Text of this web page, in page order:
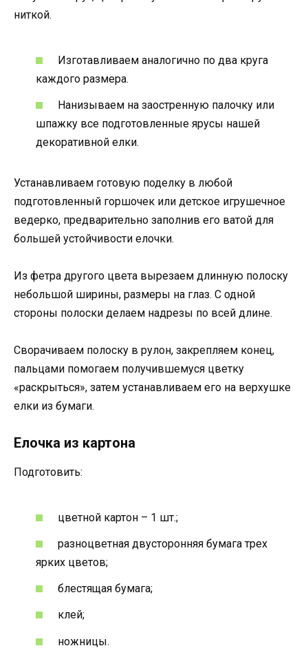
ниткой.
Изготавливаем аналогично по два круга
каждого размера.
Нанизываем на заостренную палочку или
шпажку все подготовленные ярусы нашей
декоративной елки.
Устанавливаем готовую поделку в любой
подготовленный горшочек или детское игрушечное
ведерко, предварительно заполнив его ватой для
большей устойчивости елочки.
Из фетра другого цвета вырезаем длинную полоску
небольшой ширины, размеры на глаз. С одной
стороны полоски делаем надрезы по всей длине.
Сворачиваем полоску в рулон, закрепляем конец,
пальцами помогаем получившемуся цветку
«раскрыться», затем устанавливаем его на верхушке
елки из бумаги.
Елочка из картона
Подготовить:
цветной картон – 1 шт.;
разноцветная двусторонняя бумага трех
ярких цветов;
блестящая бумага;
клей;
ножницы.